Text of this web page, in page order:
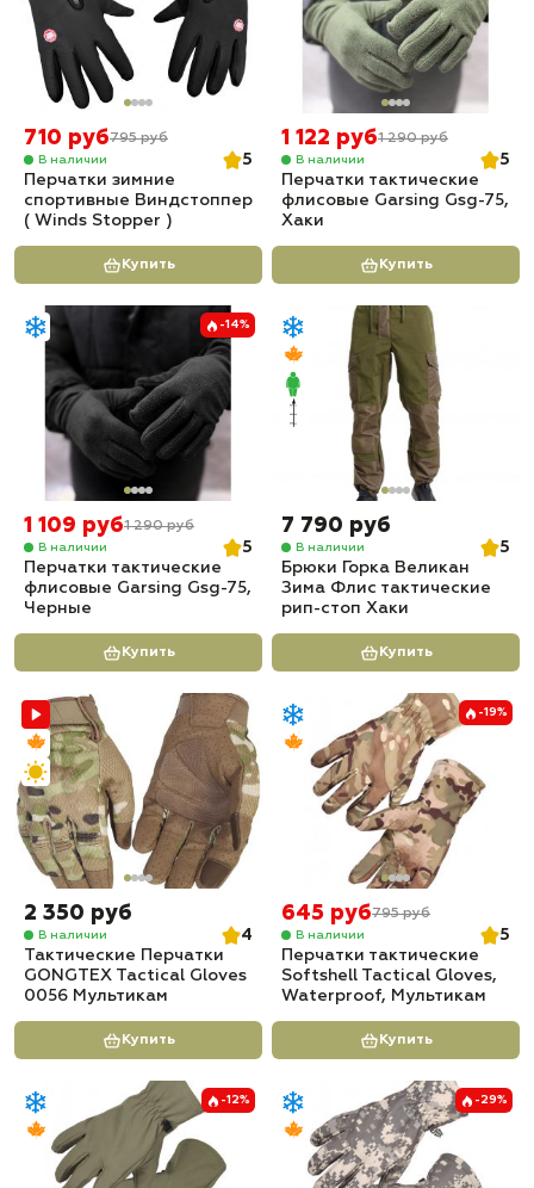
710 руб795 руб
В наличии
5
Перчатки зимние
спортивные Виндстоппер
( Winds Stopper )
Купить
1 122 руб1 290 руб
В наличии
5
Перчатки тактические
флисовые Garsing Gsg-75,
Хаки
Купить
-14%
1 109 руб1 290 руб
В наличии
5
Перчатки тактические
флисовые Garsing Gsg-75,
Черные
Купить
7 790 руб
В наличии
5
Брюки Горка Великан
Зима Флис тактические
рип-стоп Хаки
Купить
2 350 руб
В наличии
4
Тактические Перчатки
GONGTEX Tactical Gloves
0056 Мультикам
Купить
-19%
645 руб795 руб
В наличии
5
Перчатки тактические
Softshell Tactical Gloves,
Waterproof, Мультикам
Купить
-12% -29%